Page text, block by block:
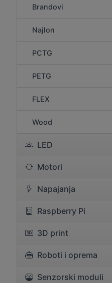
Brandovi
Najlon
PCTG
PETG
FLEX
Wood
LED
Motori
Napajanja
Raspberry Pi
3D print
Roboti i oprema
Senzorski moduli